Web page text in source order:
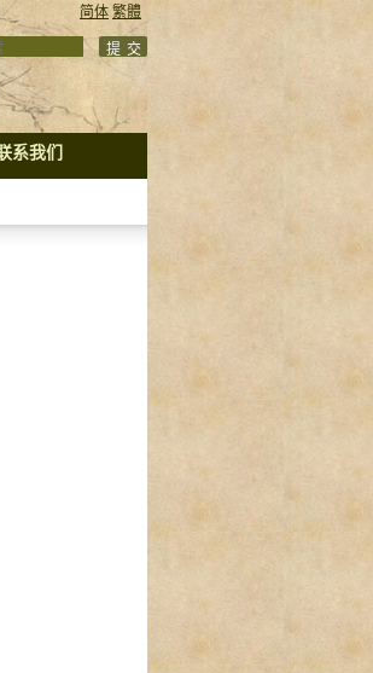
简体 繁體
系我们